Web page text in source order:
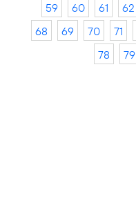
59
60 61 62
68
69 70 71
78
79